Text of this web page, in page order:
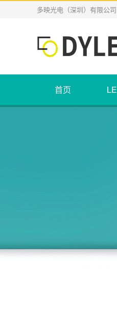
多映光电（深圳）有限公司
首页